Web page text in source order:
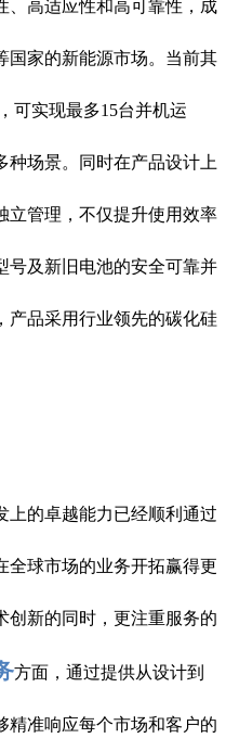
、高适应性和高可靠性，成
国家的新能源市场。当前其
可实现最多15台并机运
种场景。同时在产品设计上
立管理，不仅提升使用效率
号及新旧电池的安全可靠并
产品采用行业领先的碳化硅
上的卓越能力已经顺利通过
全球市场的业务开拓赢得更
创新的同时，更注重服务的
方面，通过提供从设计到
精准响应每个市场和客户的